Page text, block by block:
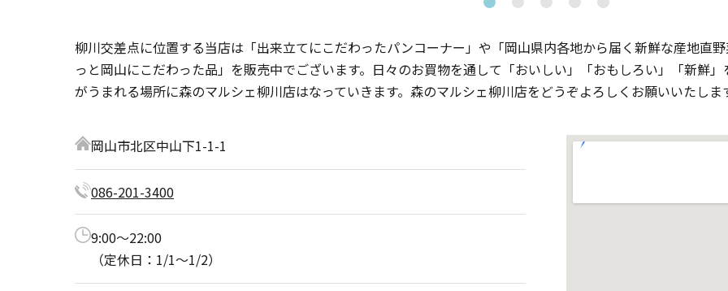
柳川交差点に位置する当店は「出来立てにこだわったパンコーナー」や「岡山県内各地から届く新鮮な産地直
っと岡山にこだわった品」を販売中でございます。日々のお買物を通して「おいしい」「おもしろい」「新鮮
がうまれる場所に森のマルシェ柳川店はなっていきます。森のマルシェ柳川店をどうぞよろしくお願いいたしま
岡山市北区中山下1-1-1
9:00～22:00
（定休日：1/1～1/2）
086-201-3400